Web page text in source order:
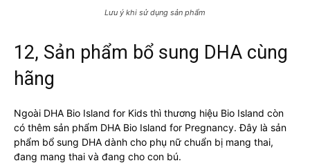
Lưu ý khi sử dụng sản phẩm
12, Sản phẩm bổ sung DHA cùng
hãng
Ngoài DHA Bio Island for Kids thì thương hiệu Bio Island còn
có thêm sản phẩm DHA Bio Island for Pregnancy. Đây là sản
phẩm bổ sung DHA dành cho phụ nữ chuẩn bị mang thai,
đang mang thai và đang cho con bú.